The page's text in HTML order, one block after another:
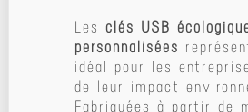
Les clés USB
personnalisées
idéal pour les
de leur impact
Fabriquées à partir de